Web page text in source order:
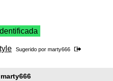
Sugerido por marty666
marty666